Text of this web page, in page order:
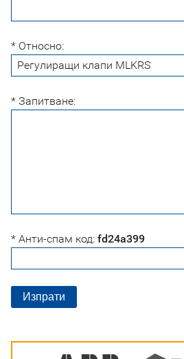
* Относно:
* Запитване:
* Анти-спам код: fd24a399
Изпрати